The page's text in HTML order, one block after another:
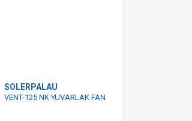
SOLERPALAU
VENT-125 NK YUVARLAK FAN